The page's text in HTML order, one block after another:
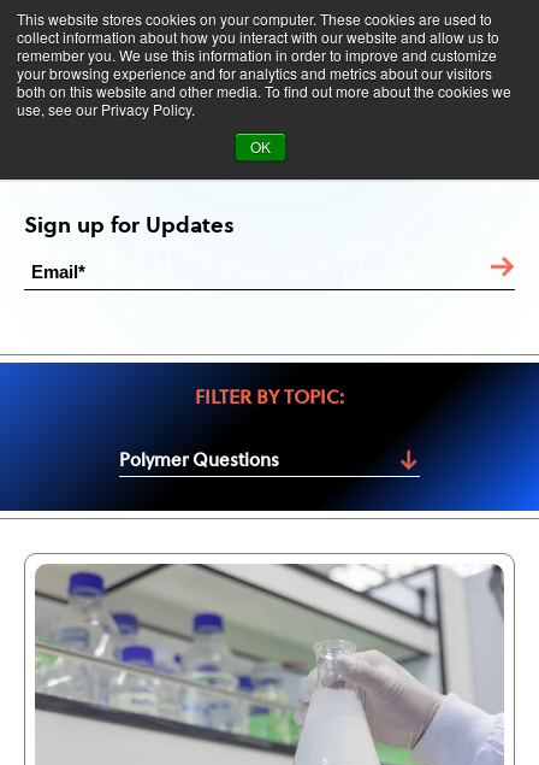
This website stores cookies on your computer. These cookies are used to
collect information about how you interact with our website and allow us to
remember you. We use this information in order to improve and customize
your browsing experience and for analytics and metrics about our visitors
both on this website and other media. To find out more about the cookies we
use, see our Privacy Policy.
OK
LIBRARY
Polymer Questions
Sign up for Updates
FILTER BY TOPIC:
Polymer Questions